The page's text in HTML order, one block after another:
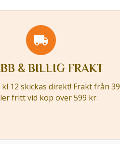
& BILLIG FRAKT
12 skickas direkt! Frakt från 39
fritt vid köp över 599 kr.